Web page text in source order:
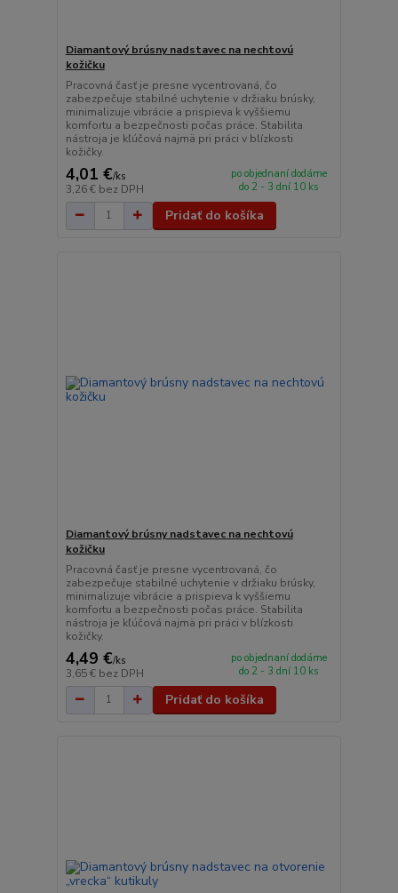
Diamantový brúsny nadstavec na nechtovú
kožičku
Pracovná časť je presne vycentrovaná, čo
zabezpečuje stabilné uchytenie v držiaku brúsky,
minimalizuje vibrácie a prispieva k vyššiemu
komfortu a bezpečnosti počas práce. Stabilita
nástroja je kľúčová najmä pri práci v blízkosti
kožičky.
4,01 €/ks
3,26 € bez DPH
po objednaní dodáme
do 2 - 3 dní 10 ks
Pridať do košíka
Diamantový brúsny nadstavec na nechtovú
kožičku
Pracovná časť je presne vycentrovaná, čo
zabezpečuje stabilné uchytenie v držiaku brúsky,
minimalizuje vibrácie a prispieva k vyššiemu
komfortu a bezpečnosti počas práce. Stabilita
nástroja je kľúčová najmä pri práci v blízkosti
kožičky.
4,49 €/ks
3,65 € bez DPH
po objednaní dodáme
do 2 - 3 dní 10 ks
Pridať do košíka